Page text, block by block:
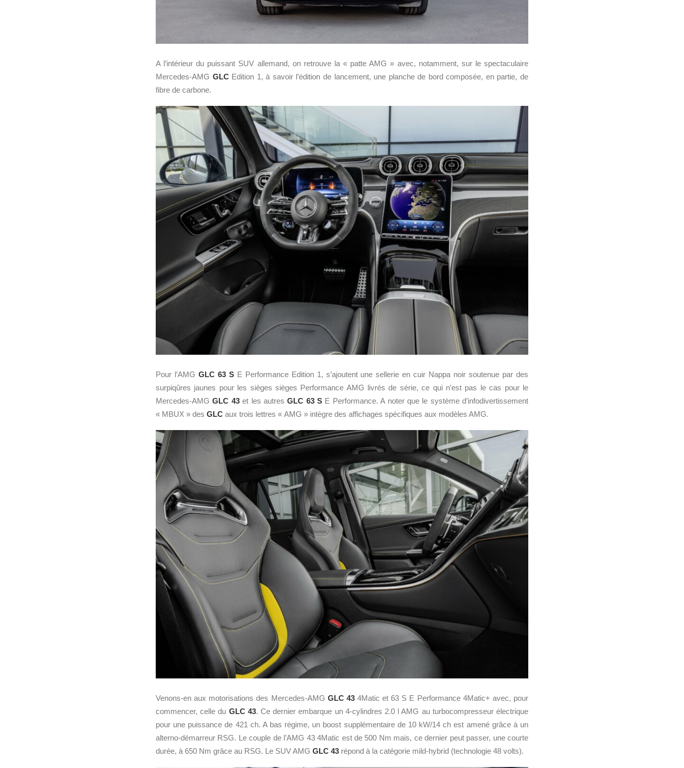
A l’intérieur du puissant SUV allemand, on retrouve la « patte AMG » avec, notamment, sur le spectaculaire
Mercedes-AMG GLCEdition 1, à savoir l’édition de lancement, une planche de bord composée, en partie, de
fibre de carbone.
Pour l’AMG GLC 63 SE Performance Edition 1, s’ajoutent une sellerie en cuir Nappa noir soutenue par des
surpiqûres jaunes pour les sièges sièges Performance AMG livrés de série, ce qui n’est pas le cas pour le
Mercedes-AMGGLC 43et les autresGLC 63 S E Performance. A noter que le système d’infodivertissement
« MBUX » des GLC aux trois lettres « AMG » intègre des affichages spécifiques aux modèles AMG.
Venons-en aux motorisations des Mercedes-AMG GLC 434Matic et 63 S E Performance 4Matic+ avec, pour
commencer, celle du GLC 43. Ce dernier embarque un 4-cylindres 2.0 l AMG au turbocompresseur électrique
pour une puissance de 421 ch. A bas régime, un boost supplémentaire de 10 kW/14 ch est amené grâce à un
alterno-démarreur RSG. Le couple de l’AMG 43 4Matic est de 500 Nm mais, ce dernier peut passer, une courte
durée, à 650 Nm grâce au RSG. Le SUV AMG GLC 43 répond à la catégorie mild-hybrid (technologie 48 volts).